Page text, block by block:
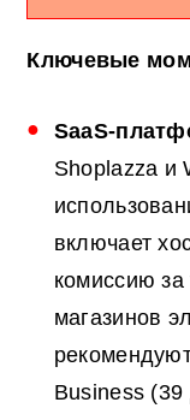
Ключевые
SaaS-
Shoplazza и
включает
комиссию за
магазинов
Business